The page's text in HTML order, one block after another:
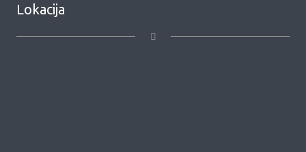
Lokacija